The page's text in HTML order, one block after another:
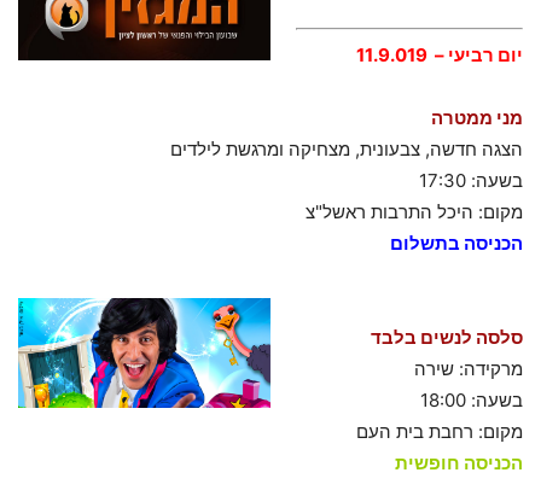
יום רביעי – 11.9.019
מני ממטרה
הצגה חדשה, צבעונית, מצחיקה ומרגשת לילדים
בשעה: 17:30
מקום: היכל התרבות ראשל"צ
הכניסה בתשלום
סלסה לנשים בלבד
מרקידה: שירה
בשעה: 18:00
מקום: רחבת בית העם
הכניסה חופשית